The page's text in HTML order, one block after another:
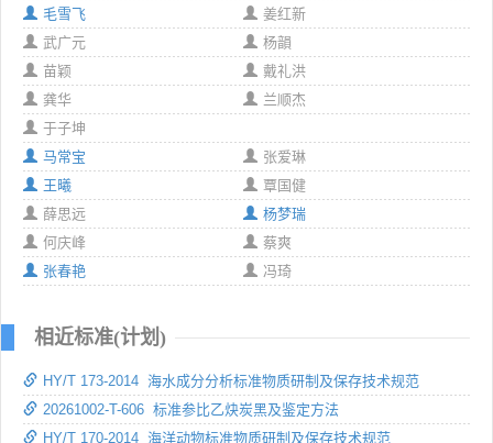
毛雪飞
姜红新
武广元
杨韻
苗颖
戴礼洪
龚华
兰顺杰
于子坤
马常宝
张爱琳
王曦
覃国健
薛思远
杨梦瑞
何庆峰
蔡爽
张春艳
冯琦
相近标准(计划)
HY/T 173-2014 海水成分分析标准物质研制及保存技术规范
20261002-T-606 标准参比乙炔炭黑及鉴定方法
HY/T 170-2014 海洋动物标准物质研制及保存技术规范